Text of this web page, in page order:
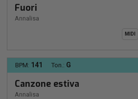
Fuori
Annalisa
MIDI
BPM: 141 Ton.: G
Canzone estiva
Annalisa